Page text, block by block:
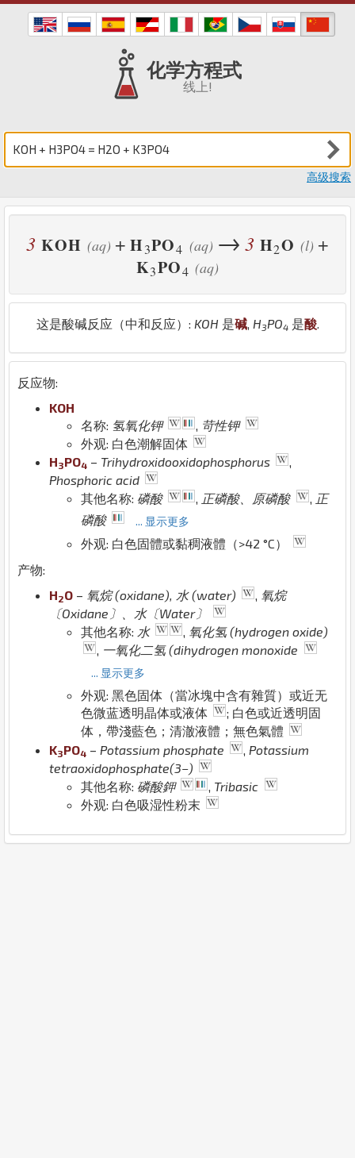
化学方程式
线上!
高级搜索
3 KOH (aq) + H3PO4 (aq) → 3 H2O (l) +
K3PO4 (aq)
这是酸碱反应（中和反应）: KOH 是碱, H3PO4 是酸.
反应物:
KOH
名称: 氢氧化钾
苛性钾
外观: 白色潮解固体
H3PO4 – Trihydroxidooxidophosphorus
Phosphoric acid
其他名称: 磷酸 , 正磷酸、原磷酸 , 正
磷酸
... 显示更多
外观: 白色固體或黏稠液體（>42 °C）
产物:
H2O – 氧烷 (oxidane), 水 (water) , 氧烷
〔Oxidane〕、水〔Water〕
其他名称: 水 , 氧化氢 (hydrogen oxide)
, 一氧化二氢 (dihydrogen monoxide
... 显示更多
外观: 黑色固体（當冰塊中含有雜質）或近无
色微蓝透明晶体或液体
; 白色或近透明固
体，帶淺藍色；清澈液體；無色氣體
K3PO4 – Potassium phosphate
Potassium
tetraoxidophosphate(3−)
其他名称: 磷酸鉀
Tribasic
外观: 白色吸湿性粉末